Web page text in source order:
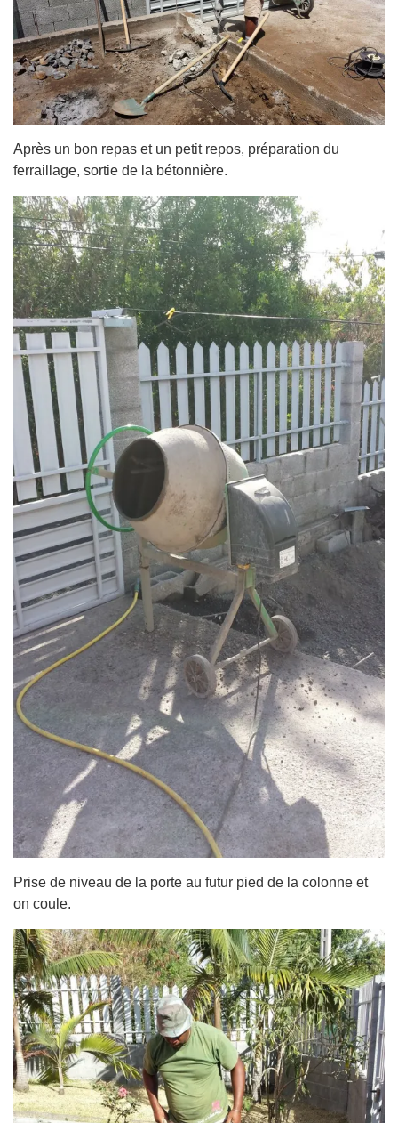
Après un bon repas et un petit repos, préparation du
ferraillage, sortie de la bétonnière.
Prise de niveau de la porte au futur pied de la colonne et
on coule.